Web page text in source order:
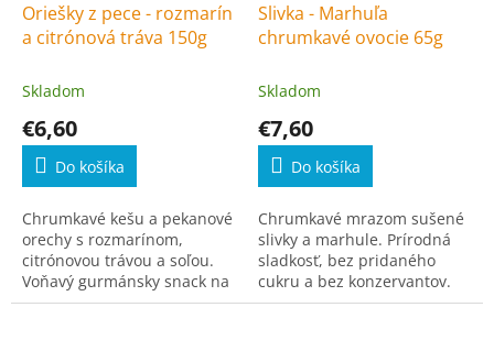
Oriešky z pece - rozmarín
a citrónová tráva 150g
Skladom
€6,60
Do košíka
Chrumkavé kešu a pekanové
orechy s rozmarínom,
citrónovou trávou a soľou.
Voňavý gurmánsky snack na
každý deň.
Slivka - Marhuľa
chrumkavé ovocie 65g
Skladom
€7,60
Do košíka
Chrumkavé mrazom sušené
slivky a marhule. Prírodná
sladkosť, bez pridaného
cukru a bez konzervantov.